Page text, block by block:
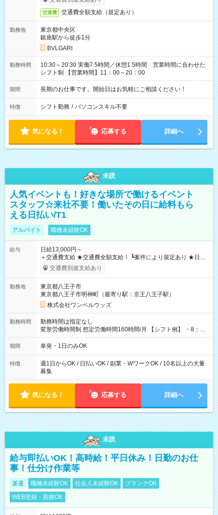
交通費 交通費全額支給（規定あり）
勤務地
東京都中央区
銀座駅から徒歩1分
BVLGARI
勤務時間
10:30～20:30 実働7.5時間／休憩1.5時間 営業時間に合わせた
シフト制 【営業時間】11：00～20：00
期間 長期のお仕事です。開始日はお気軽にご相談ください！
特徴 シフト勤務 / パソコンスキル不要
気になる！ 応募する 詳細へ
未読
人気イベントも！好きな場所で働けるイベント
スタッフ☆来社不要！働いたその日に給料もら
える日払い/T1
アルバイト 職種未経験OK
給与
日給13,000円～
＋交通費支給 ★交通費全額支給！ ┗案件により規定あり ★日払
いOK！（規定あり） ┗働いたその日に現金GET♪ お仕事後はコ
ンビニATMから 日払い分を引き落とせます！ 【試用期間】試
交通費別途支給あり
勤務地
東京都八王子市
東京都八王子市明神町（最寄り駅：京王八王子駅）
株式会社ワンベルウッズ
勤務時間
勤務時間は指定なし
変形労働時間制 想定労働時間160時間/月 【シフト例】 ・8：00
～21：00
期間 単発・1日のみOK
特徴
週1日からOK / 日払いOK / 副業・WワークOK / 10名以上の大量
募集
気になる！ 応募する 詳細へ
未読
給与即払いOK！高時給！平日休み！日勤のお仕
事！仕分け作業等
派遣 職種未経験OK 社会人未経験OK
ブランクOK
WEB登録・面接OK